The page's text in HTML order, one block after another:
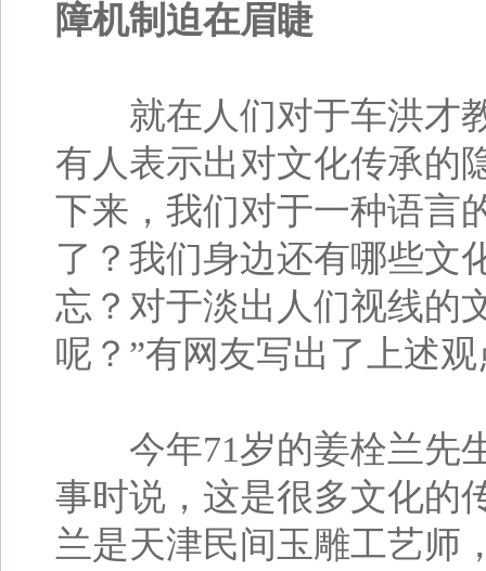
障机制迫在眉睫
就在人们对于车洪才教
有人表示出对文化传承的
下来，我们对于一种语言
了？我们身边还有哪些文
忘？对于淡出人们视线的
呢？”有网友写出了上述
今年71岁的姜栓兰先
事时说，这是很多文化的
兰是天津民间玉雕工艺师